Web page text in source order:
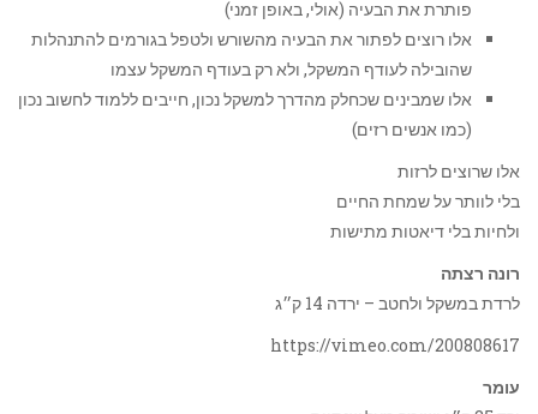
פותרת את הבעיה (אולי, באופן זמני)
אלו רוצים לפתור את הבעיה מהשורש ולטפל בגורמים להתנהלות
שהובילה לעודף המשקל, ולא רק בעודף המשקל עצמו
אלו שמבינים שכחלק מהדרך למשקל נכון, חייבים ללמוד לחשוב נכון
(כמו אנשים רזים)
אלו שרוצים לרזות
בלי לוותר על שמחת החיים
ולחיות בלי דיאטות מתישות
רונה רצתה
לרדת במשקל ולחטב – ירדה 14 ק״ג
https://vimeo.com/200808617
עומר